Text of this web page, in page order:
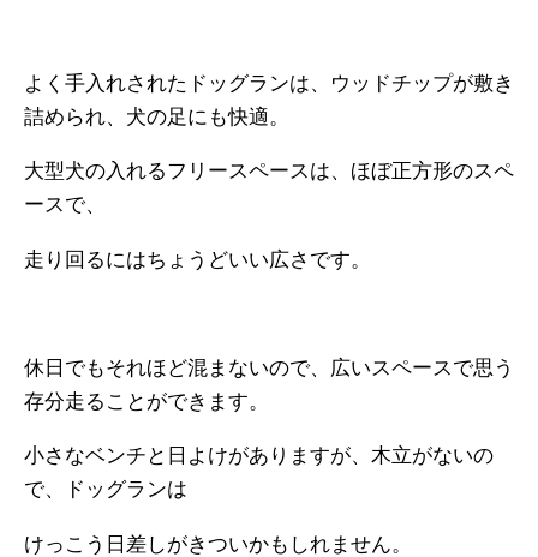
よく手入れされたドッグランは、ウッドチップが敷き
詰められ、犬の足にも快適。
大型犬の入れるフリースペースは、ほぼ正方形のスペ
ースで、
走り回るにはちょうどいい広さです。
休日でもそれほど混まないので、広いスペースで思う
存分走ることができます。
小さなベンチと日よけがありますが、木立がないの
で、ドッグランは
けっこう日差しがきついかもしれません。